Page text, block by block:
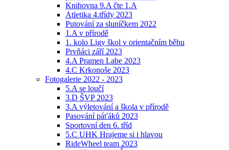
Knihovna 9.A čte 1.A
Atletika 4.třídy 2023
Putování za sluníčkem 2022
1.A v přírodě
1. kolo Ligy škol v orientačním běhu
Prvňáci září 2023
4.A Pramen Labe 2023
4.C Krkonoše 2023
Fotogalerie 2022 - 2023
5.A se loučí
3.D ŠVP 2023
3.A výletování a škola v přírodě
Pasování páťáků 2023
Sportovní den 6. tříd
5.C UHK Hrajeme si i hlavou
RideWheel team 2023